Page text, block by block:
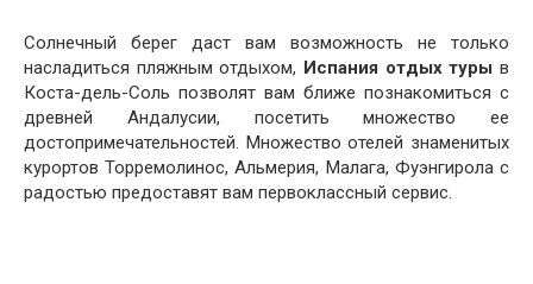
Солнечный берег даст вам возможность не только
насладиться пляжным отдыхом, Испания отдых туры в
Коста-дель-Соль позволят вам ближе познакомиться с
древней Андалусии, посетить множество ее
достопримечательностей. Множество отелей знаменитых
курортов Торремолинос, Альмерия, Малага, Фуэнгирола с
радостью предоставят вам первоклассный сервис.